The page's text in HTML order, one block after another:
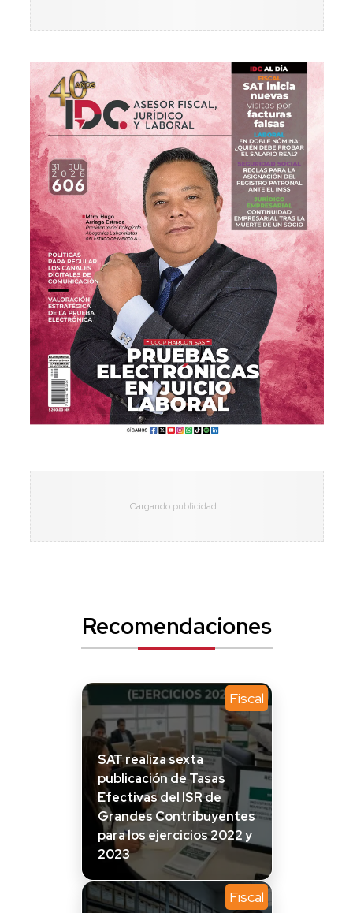
Recomendaciones
Fiscal
SAT realiza sexta
publicación de Tasas
Efectivas del ISR de
Grandes Contribuyentes
para los ejercicios 2022 y
2023
Fiscal